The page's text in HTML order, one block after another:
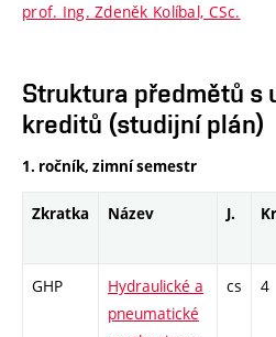
prof. Ing. Zdeněk Kolíbal, CSc.
Struktura předmětů s
kreditů (studijní plán)
1. ročník, zimní semestr
Zkratka Název J.
GHP
Hydraulické a
pneumatické
cs 4